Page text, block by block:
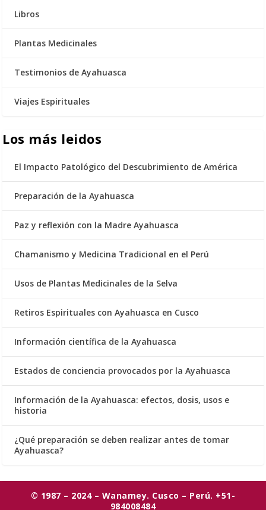
Libros
Plantas Medicinales
Testimonios de Ayahuasca
Viajes Espirituales
Los más leidos
El Impacto Patológico del Descubrimiento de América
Preparación de la Ayahuasca
Paz y reflexión con la Madre Ayahuasca
Chamanismo y Medicina Tradicional en el Perú
Usos de Plantas Medicinales de la Selva
Retiros Espirituales con Ayahuasca en Cusco
Información científica de la Ayahuasca
Estados de conciencia provocados por la Ayahuasca
Información de la Ayahuasca: efectos, dosis, usos e
historia
¿Qué preparación se deben realizar antes de tomar
Ayahuasca?
© 1987 – 2024 – Wanamey. Cusco – Perú. +51-
984008484